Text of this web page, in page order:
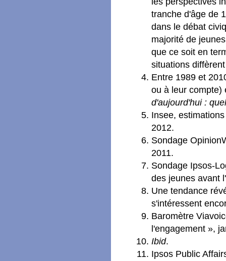
tranche d'âge de
dans le débat
majorité de
que ce soit en
situations
Entre 1989 et
ou à leur compte)
d'aujourd'hui :
Insee,
2012.
Sondage
2011.
Sondage Ipsos-
des jeunes avant
Une tendance
s'intéressent
Baromètre
l'engagement »,
Ibid.
Ipsos Public